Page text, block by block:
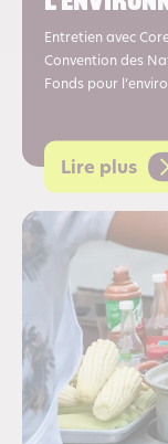
Entretien avec
Convention des
Fonds pour
Lire plus